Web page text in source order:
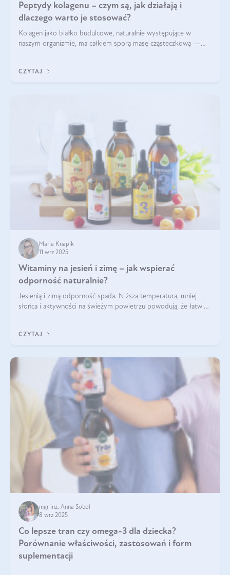
Peptydy kolagenu – czym są, jak działają i
dlaczego warto je stosować?
Kolagen jako białko budulcowe, naturalnie występujące w
naszym organizmie, ma całkiem sporą masę cząsteczkową —
bardziej biodostępny
CZYTAJ
Maria Knapik
11 wrz 2025
Witaminy na jesień i zimę – jak wspierać
odporność naturalnie?
Jesienią i zimą odporność spada. Niższa temperatura, mniej
słońca i aktywności na świeżym powietrzu powodują, że łatwiej
suplementować jesienią i zimą?
CZYTAJ
mgr inż. Anna Sobol
8 wrz 2025
Co lepsze tran czy omega-3 dla dziecka?
Porównanie właściwości, zastosowań i form
suplementacji